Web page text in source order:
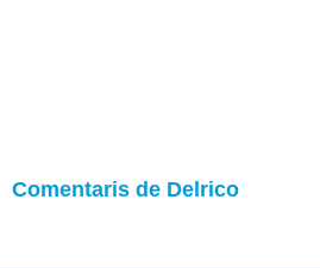
Comentaris de Delrico